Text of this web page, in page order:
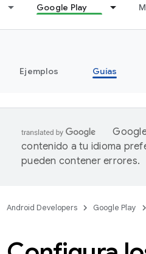
Google Play
Ejemplos Guías
contenido a tu idioma
pueden contener errores.
Android Developers Google Play